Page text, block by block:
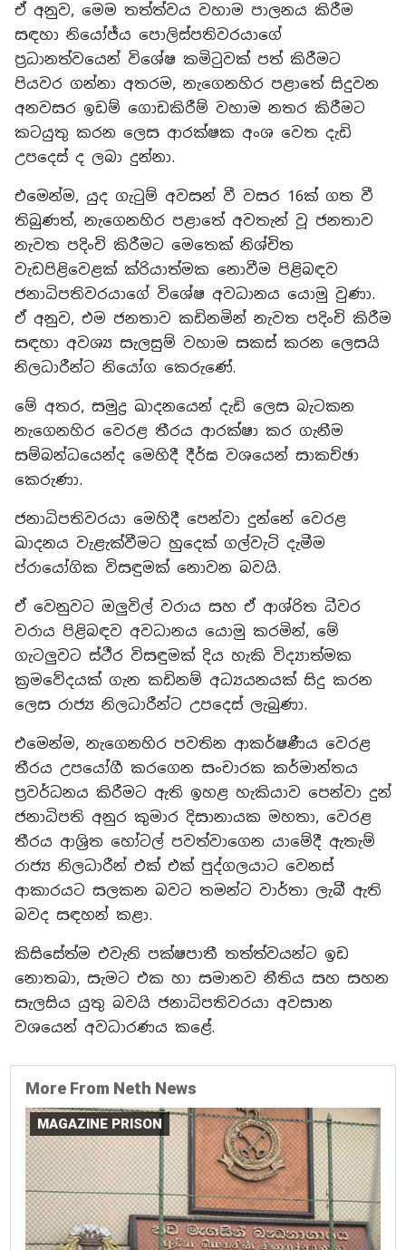
ඒ අනුව, මෙම තත්ත්වය වහාම පාලනය කිරීම
සඳහා නියෝජ්ය පොලිස්පතිවරයාගේ
ප්‍රධානත්වයෙන් විශේෂ කමිටුවක් පත් කිරීමට
පියවර ගන්නා අතරම, නැගෙනහිර පළාතේ සිදුවන
අනවසර ඉඩම් ගොඩකිරීම් වහාම නතර කිරීමට
කටයුතු කරන ලෙස ආරක්ෂක අංශ වෙත දැඩි
උපදෙස් ද ලබා දුන්නා.
එමෙන්ම, යුද ගැටුම් අවසන් වී වසර 16ක් ගත වී
තිබුණත්, නැගෙනහිර පළාතේ අවතැන් වූ ජනතාව
නැවත පදිංචි කිරීමට මෙතෙක් නිශ්චිත
වැඩපිළිවෙළක් ක්රියාත්මක නොවීම පිළිබඳව
ජනාධිපතිවරයාගේ විශේෂ අවධානය යොමු වුණා.
ඒ අනුව, එම ජනතාව කඩිනමින් නැවත පදිංචි කිරීම
සඳහා අවශ්‍ය සැලසුම් වහාම සකස් කරන ලෙසයි
නිලධාරීන්ට නියෝග කෙරුණේ.
මේ අතර, සමුද්‍ර ඛාදනයෙන් දැඩි ලෙස බැටකන
නැගෙනහිර වෙරළ තීරය ආරක්ෂා කර ගැනීම
සම්බන්ධයෙන්ද මෙහිදී දීර්ඝ වශයෙන් සාකච්ඡා
කෙරුණා.
ජනාධිපතිවරයා මෙහිදී පෙන්වා දුන්නේ වෙරළ
ඛාදනය වැළැක්වීමට හුදෙක් ගල්වැටි දැමීම
ප්රායෝගික විසඳුමක් නොවන බවයි.
ඒ වෙනුවට ඔලුවිල් වරාය සහ ඒ ආශ්රිත ධීවර
වරාය පිළිබඳව අවධානය යොමු කරමින්, මේ
ගැටලුවට ස්ථීර විසඳුමක් දිය හැකි විද්‍යාත්මක
ක්‍රමවේදයක් ගැන කඩිනම් අධ්‍යයනයක් සිදු කරන
ලෙස රාජ්‍ය නිලධාරීන්ට උපදෙස් ලැබුණා.
එමෙන්ම, නැගෙනහිර පවතින ආකර්ෂණීය වෙරළ
තීරය උපයෝගී කරගෙන සංචාරක කර්මාන්තය
ප්‍රවර්ධනය කිරීමට ඇති ඉහළ හැකියාව පෙන්වා දුන්
ජනාධිපති අනුර කුමාර දිසානායක මහතා, වෙරළ
තීරය ආශ්‍රිත හෝටල් පවත්වාගෙන යාමේදී ඇතැම්
රාජ්‍ය නිලධාරීන් එක් එක් පුද්ගලයාට වෙනස්
ආකාරයට සලකන බවට තමන්ට වාර්තා ලැබී ඇති
බවද සඳහන් කළා.
කිසිසේත්ම එවැනි පක්ෂපාතී තත්ත්වයන්ට ඉඩ
නොතබා, සැමට එක හා සමානව නීතිය සහ සහන
සැලසිය යුතු බවයි ජනාධිපතිවරයා අවසාන
වශයෙන් අවධාරණය කළේ.
More From Neth News
MAGAZINE PRISON